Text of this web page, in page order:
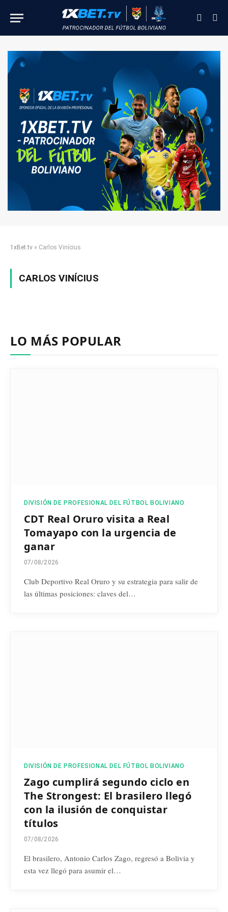
1xBet.tv » Carlos Vinícius
CARLOS VINÍCIUS
LO MÁS POPULAR
DIVISIÓN DE PROFESIONAL DEL FÚTBOL BOLIVIANO
CDT Real Oruro visita a Real
Tomayapo con la urgencia de
ganar
07/08/2026
Club Deportivo Real Oruro y su estrategia para salir de
las últimas posiciones: claves del…
DIVISIÓN DE PROFESIONAL DEL FÚTBOL BOLIVIANO
Zago cumplirá segundo ciclo en
The Strongest: El brasilero llegó
con la ilusión de conquistar
títulos
07/08/2026
El brasilero, Antonio Carlos Zago, regresó a Bolivia y
esta vez llegó para asumir el…